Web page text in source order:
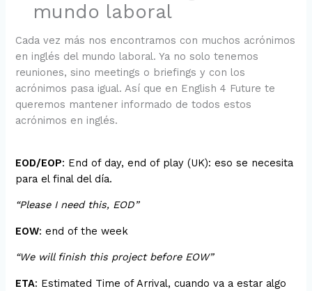
mundo laboral
Cada vez más nos encontramos con muchos acrónimos
en inglés del mundo laboral. Ya no solo tenemos
reuniones, sino meetings o briefings y con los
acrónimos pasa igual. Así que en English 4 Future te
queremos mantener informado de todos estos
acrónimos en inglés.
EOD/EOP: End of day, end of play (UK): eso se necesita
para el final del día.
“Please I need this, EOD”
EOW: end of the week
“We will finish this project before EOW”
ETA: Estimated Time of Arrival, cuando va a estar algo